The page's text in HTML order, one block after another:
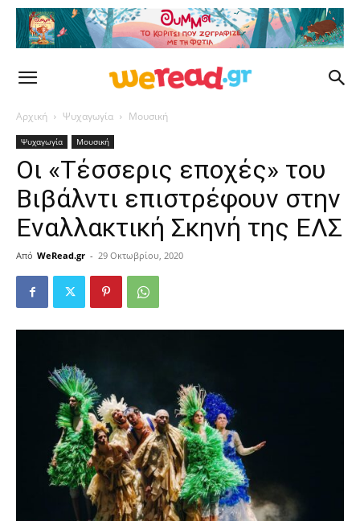
Αρχική Ψυχαγωγία Μουσική
Ψυχαγωγία Μουσική
Οι «Τέσσερις εποχές» του
Βιβάλντι επιστρέφουν στην
Εναλλακτική Σκηνή της ΕΛΣ
Από WeRead.gr - 29 Οκτωβρίου, 2020